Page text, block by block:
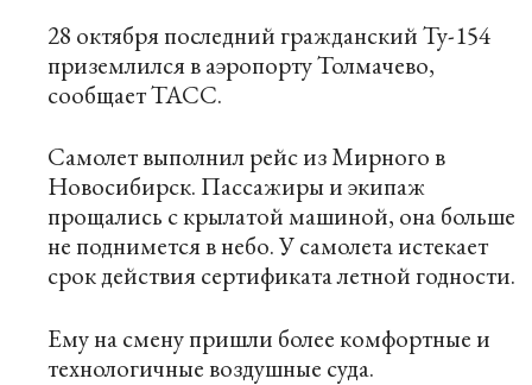
28 октября последний гражданский Ту-154
приземлился в аэропорту Толмачево,
сообщает ТАСС.
Самолет выполнил рейс из Мирного в
Новосибирск. Пассажиры и экипаж
прощались с крылатой машиной, она больше
не поднимется в небо. У самолета истекает
срок действия сертификата летной годности.
Ему на смену пришли более комфортные и
технологичные воздушные суда.